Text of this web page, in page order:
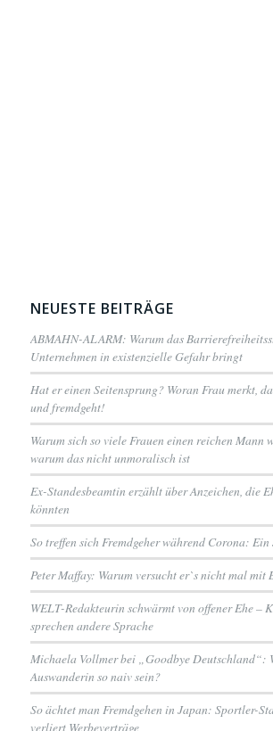
NEUESTE BEITRÄGE
ABMAHN-ALARM: Warum das
Unternehmen in existenzielle Gefahr bringt
Hat er einen Seitensprung? Woran Frau merkt,
und fremdgeht!
Warum sich so viele Frauen einen reichen Mann
warum das nicht unmoralisch ist
Ex-Standesbeamtin erzählt über Anzeichen, die
könnten
So treffen sich Fremdgeher während Corona: Ein
Peter Maffay: Warum versucht er`s nicht mal mit
WELT-Redakteurin schwärmt von offener Ehe –
sprechen andere Sprache
Michaela Vollmer bei „Goodbye Deutschland“:
Auswanderin so naiv sein?
So ächtet man Fremdgehen in Japan: Sportler-
verliert Werbeverträge